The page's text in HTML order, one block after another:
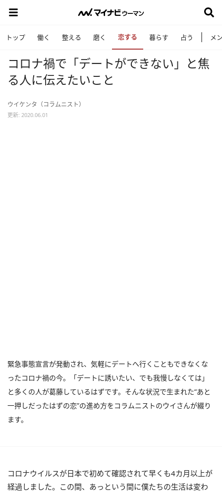
トップ 働く 整える 磨く 恋する 暮らす 占う メ
コロナ禍で「デートができない」と焦
る人に伝えたいこと
ウイケンタ（コラムニスト）
更新: 2020.06.01
緊急事態宣言が発動され、気軽にデートへ行くこともできなくな
ったコロナ禍の今。「デートに誘いたい、でも我慢しなくては」
と多くの人が葛藤しているはずです。そんな状況で生まれた“あと
一押しだったはずの恋”の進め方をコラムニストのウイさんが綴り
ます。
コロナウイルスが日本で初めて確認されて早くも4カ月以上が
経過しました。この間、あっという間に僕たちの生活は変わ